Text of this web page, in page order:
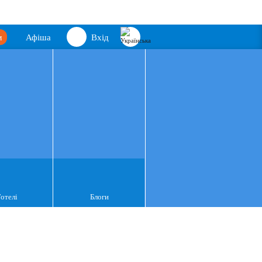
Вхід
Афіша
Блоги